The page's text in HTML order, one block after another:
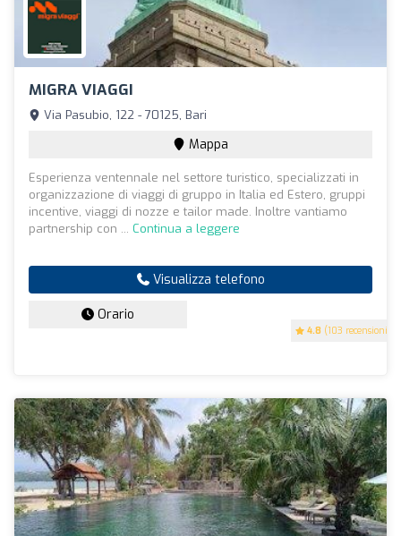
MIGRA VIAGGI
4.8 (103 recensioni)
Via Pasubio, 122 - 70125, Bari
Mappa
Esperienza ventennale nel settore turistico, specializzati in
organizzazione di viaggi di gruppo in Italia ed Estero, gruppi
incentive, viaggi di nozze e tailor made. Inoltre vantiamo
partnership con ... Continua a leggere
Visualizza telefono
Orario